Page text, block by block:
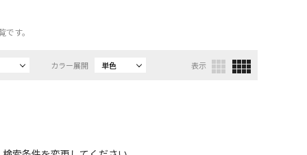
す。
カラー展開 単色 表示